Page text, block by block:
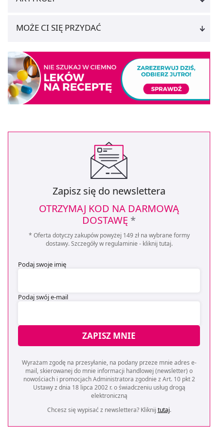
Strony.
MOŻE CI SIĘ PRZYDAĆ
Zapisz się do newslettera
OTRZYMAJ KOD NA DARMOWĄ
DOSTAWĘ *
* Oferta dotyczy zakupów powyżej 149 zł na wybrane formy
dostawy. Szczegóły w regulaminie - kliknij tutaj.
Podaj swoje imię
Podaj swój e-mail
ZAPISZ MNIE
Wyrażam zgodę na przesyłanie, na podany przeze mnie adres e-
mail, skierowanej do mnie informacji handlowej (newsletter) o
nowościach i promocjach Administratora zgodnie z Art. 10 pkt 2
Ustawy z dnia 18 lipca 2002 r. o świadczeniu usług drogą
elektroniczną
Chcesz się wypisać z newslettera? Kliknij tutaj.